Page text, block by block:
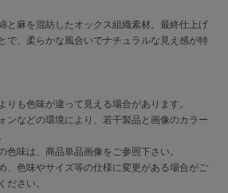
と麻を混紡したオックス組織素材。最終仕上げ
で、柔らかな風合いでナチュラルな見え感が特
も色味が違って見える場合があります。
ンなどの環境により、若干製品と画像のカラー
色味は、商品単品画像をご参照下さい。
、色味やサイズ等の仕様に変更がある場合がご
ださい。